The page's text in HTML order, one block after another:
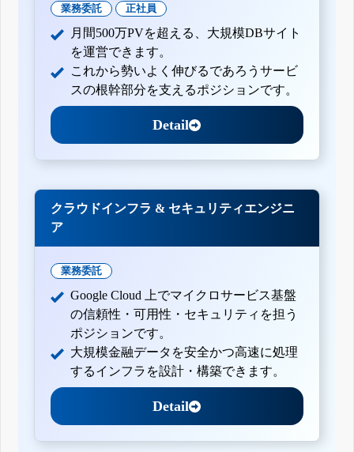
業務委託 正社員
月間500万PVを超える、大規模DBサイト
を運営できます。
これから勢いよく伸びるであろうサービ
スの根幹部分を支えるポジションです。
Detail
クラウドインフラ & セキュリティエンジニ
ア
業務委託
Google Cloud 上でマイクロサービス基盤
の信頼性・可用性・セキュリティを担う
ポジションです。
大規模金融データを安全かつ高速に処理
するインフラを設計・構築できます。
Detail